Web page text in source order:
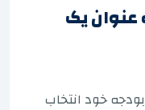
عنوان یک
خود انتخاب